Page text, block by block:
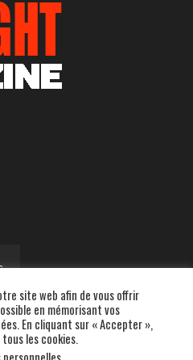
site web afin de vous offrir
en mémorisant vos
En cliquant sur « Accepter »,
les cookies.